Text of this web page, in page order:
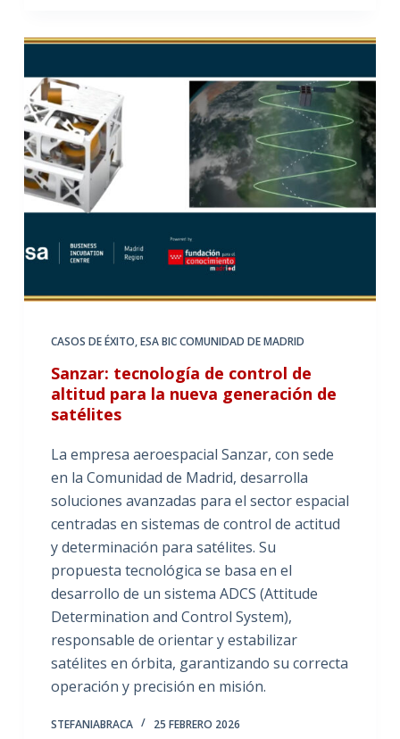
CASOS DE ÉXITO,ESA BIC COMUNIDAD DE MADRID
Sanzar: tecnología de control de
altitud para la nueva generación de
satélites
La empresa aeroespacial Sanzar, con sede
en la Comunidad de Madrid, desarrolla
soluciones avanzadas para el sector espacial
centradas en sistemas de control de actitud
y determinación para satélites. Su
propuesta tecnológica se basa en el
desarrollo de un sistema ADCS (Attitude
Determination and Control System),
responsable de orientar y estabilizar
satélites en órbita, garantizando su correcta
operación y precisión en misión.
STEFANIABRACA 25 FEBRERO 2026